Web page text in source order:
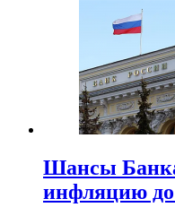
Шансы
инфляцию до